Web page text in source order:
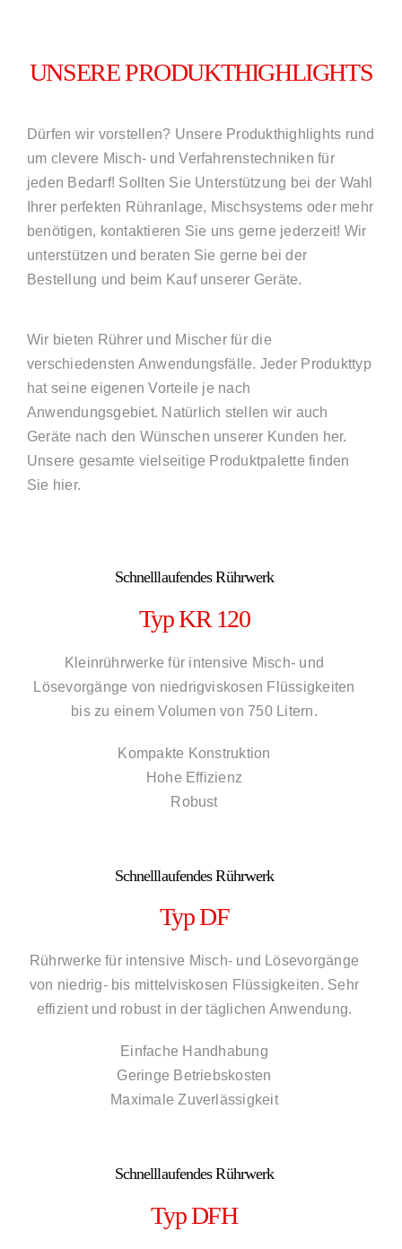
UNSERE PRODUKTHIGHLIGHTS
Dürfen wir vorstellen? Unsere Produkthighlights rund
um clevere Misch- und Verfahrenstechniken für
jeden Bedarf! Sollten Sie Unterstützung bei der Wahl
Ihrer perfekten Rühranlage, Mischsystems oder mehr
benötigen, kontaktieren Sie uns gerne jederzeit! Wir
unterstützen und beraten Sie gerne bei der
Bestellung und beim Kauf unserer Geräte.
Wir bieten Rührer und Mischer für die
verschiedensten Anwendungsfälle. Jeder Produkttyp
hat seine eigenen Vorteile je nach
Anwendungsgebiet. Natürlich stellen wir auch
Geräte nach den Wünschen unserer Kunden her.
Unsere gesamte vielseitige Produktpalette finden
Sie hier.
Schnelllaufendes Rührwerk
Typ KR 120
Kleinrührwerke für intensive Misch- und
Lösevorgänge von niedrigviskosen Flüssigkeiten
bis zu einem Volumen von 750 Litern.
Kompakte Konstruktion
Hohe Effizienz
Robust
Schnelllaufendes Rührwerk
Typ DF
Rührwerke für intensive Misch- und Lösevorgänge
von niedrig- bis mittelviskosen Flüssigkeiten. Sehr
effizient und robust in der täglichen Anwendung.
Einfache Handhabung
Geringe Betriebskosten
Maximale Zuverlässigkeit
Schnelllaufendes Rührwerk
Typ DFH